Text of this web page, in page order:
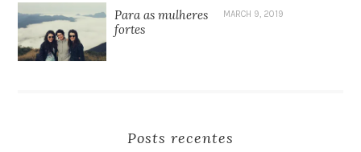
Para as mulheres
fortes
MARCH 9, 2019
Posts recentes